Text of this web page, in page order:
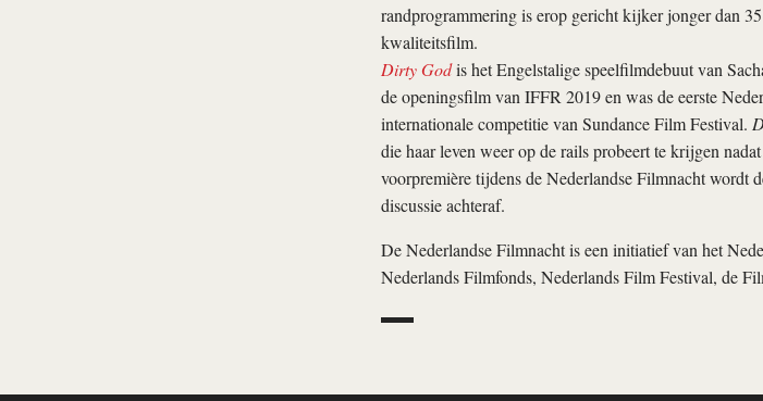
randprogrammering is erop gericht kijker jonger dan
kwaliteitsfilm.
Dirty Godis het Engelstalige speelfilmdebuut van
de openingsfilm van IFFR 2019 en was de eerste
internationale competitie van Sundance Film Festival.
die haar leven weer op de rails probeert te krijgen
voorpremière tijdens de Nederlandse Filmnacht wordt
discussie achteraf.
De Nederlandse Filmnacht is een initiatief van het
Nederlands Filmfonds, Nederlands Film Festival, de